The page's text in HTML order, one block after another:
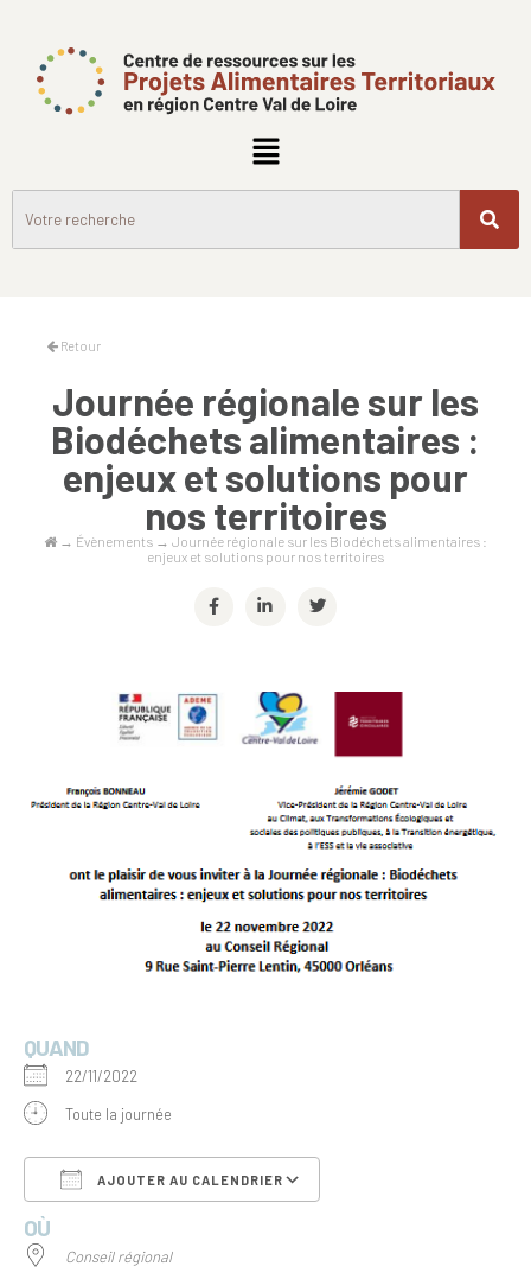
Retour
Journée régionale sur les
Biodéchets alimentaires :
enjeux et solutions pour
nos territoires
→ Évènements → Journée régionale sur les Biodéchets alimentaires :
enjeux et solutions pour nos territoires
QUAND
22/11/2022
Toute la journée
AJOUTER AU CALENDRIER
OÙ
Conseil régional